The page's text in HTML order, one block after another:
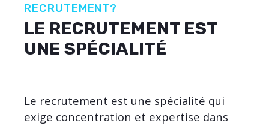
RECRUTEMENT?
LE RECRUTEMENT EST
UNE SPÉCIALITÉ
Le recrutement est une spécialité qui
exige concentration et expertise dans